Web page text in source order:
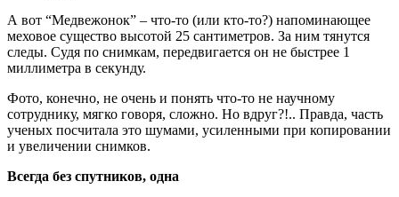
А вот “Медвежонок” – что-то (или кто-то?) напоминающее
меховое существо высотой 25 сантиметров. За ним тянутся
следы. Судя по снимкам, передвигается он не быстрее 1
миллиметра в секунду.
Фото, конечно, не очень и понять что-то не научному
сотруднику, мягко говоря, сложно. Но вдруг?!.. Правда, часть
ученых посчитала это шумами, усиленными при копировании
и увеличении снимков.
Всегда без спутников, одна